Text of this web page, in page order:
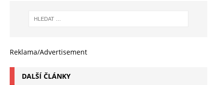
Reklama/Advertisement
DALŠÍ ČLÁNKY